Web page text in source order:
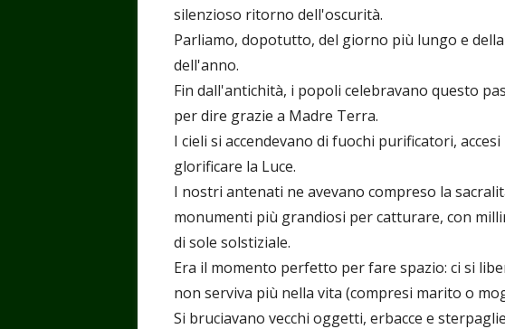
silenzioso ritorno dell'oscurità.
Parliamo, dopotutto, del giorno più lungo e
dell'anno.
Fin dall'antichità, i popoli celebravano questo
per dire grazie a Madre Terra.
I cieli si accendevano di fuochi purificatori,
glorificare la Luce.
I nostri antenati ne avevano compreso la
monumenti più grandiosi per catturare, con
di sole solstiziale.
Era il momento perfetto per fare spazio: ci si
non serviva più nella vita (compresi marito o
Si bruciavano vecchi oggetti, erbacce e